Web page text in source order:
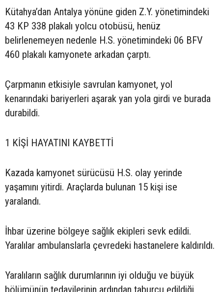
Kütahya’dan Antalya yönüne giden Z.Y. yönetimindeki
43 KP 338 plakalı yolcu otobüsü, henüz
belirlenemeyen nedenle H.S. yönetimindeki 06 BFV
460 plakalı kamyonete arkadan çarptı.
Çarpmanın etkisiyle savrulan kamyonet, yol
kenarındaki bariyerleri aşarak yan yola girdi ve burada
durabildi.
1 KİŞİ HAYATINI KAYBETTİ
Kazada kamyonet sürücüsü H.S. olay yerinde
yaşamını yitirdi. Araçlarda bulunan 15 kişi ise
yaralandı.
İhbar üzerine bölgeye sağlık ekipleri sevk edildi.
Yaralılar ambulanslarla çevredeki hastanelere kaldırıldı.
Yaralıların sağlık durumlarının iyi olduğu ve büyük